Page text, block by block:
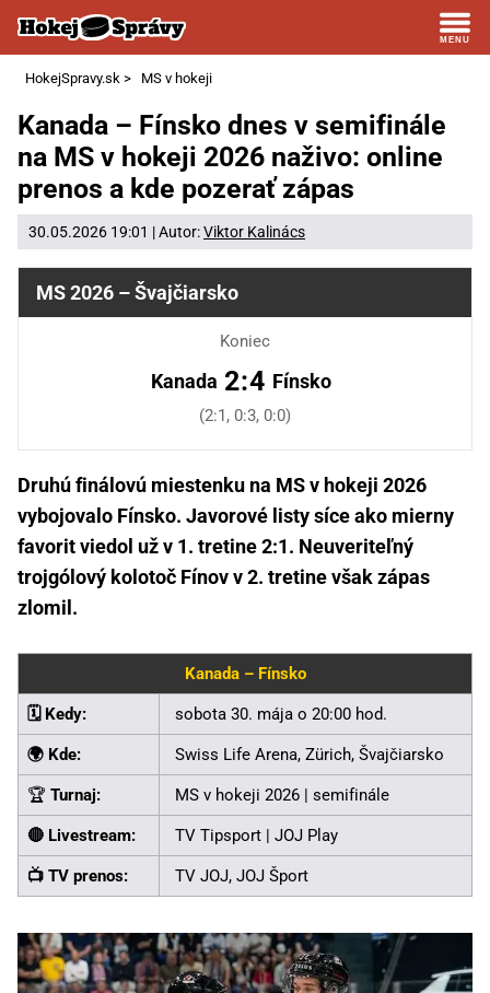
HokejSpravy.sk > MS v hokeji
Kanada – Fínsko dnes v semifinále
na MS v hokeji 2026 naživo: online
prenos a kde pozerať zápas
30.05.2026 19:01 | Autor:Viktor Kalinács
MS 2026 – Švajčiarsko
Koniec
Kanada 2:4 Fínsko
(2:1, 0:3, 0:0)
Druhú finálovú miestenku na MS v hokeji 2026
vybojovalo Fínsko. Javorové listy síce ako mierny
favorit viedol už v 1. tretine 2:1. Neuveriteľný
trojgólový kolotoč Fínov v 2. tretine však zápas
zlomil.
Kanada – Fínsko
🗓️ Kedy: sobota 30. mája o 20:00 hod.
🌍 Kde: Swiss Life Arena, Zürich, Švajčiarsko
🏆 Turnaj: MS v hokeji 2026 | semifinále
🔴 Livestream: TV Tipsport | JOJ Play
📺 TV prenos: TV JOJ, JOJ Šport